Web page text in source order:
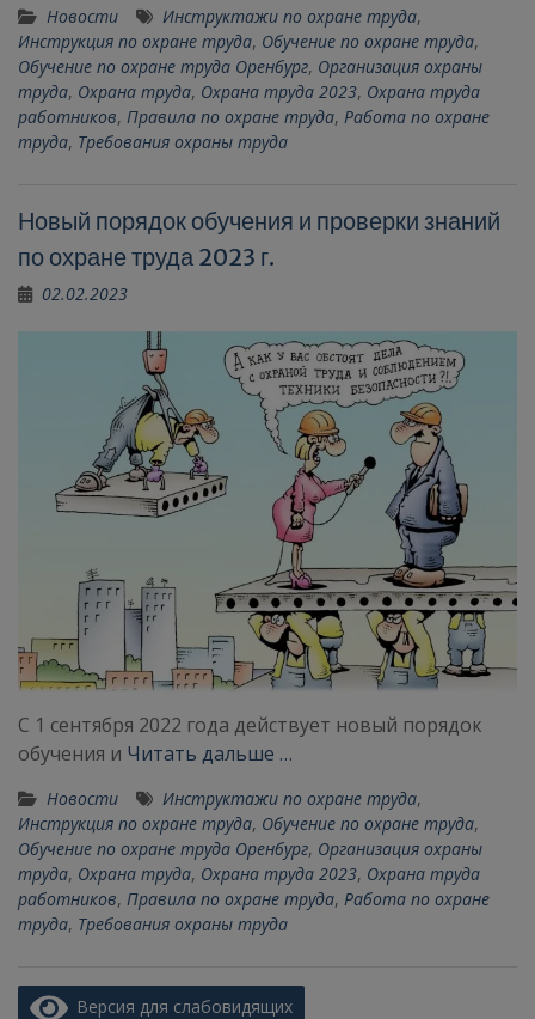
Новости Инструктажи по охране труда,
Инструкция по охране труда, Обучение по охране труда,
Обучение по охране труда Оренбург, Организация охраны
труда, Охрана труда, Охрана труда 2023, Охрана труда
работников, Правила по охране труда, Работа по охране
труда, Требования охраны труда
Новый порядок обучения и проверки знаний
по охране труда 2023 г.
02.02.2023
С 1 сентября 2022 года действует новый порядок
обучения и Читать дальше …
Новости Инструктажи по охране труда,
Инструкция по охране труда, Обучение по охране труда,
Обучение по охране труда Оренбург, Организация охраны
труда, Охрана труда, Охрана труда 2023, Охрана труда
работников, Правила по охране труда, Работа по охране
труда, Требования охраны труда
Версия для слабовидящих